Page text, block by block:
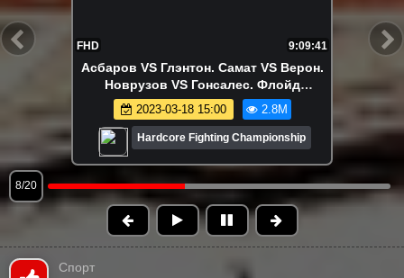
FHD 5:08:19
Самат VS Мартин. Золотой VS Думанов.
Лендруш VS Хантер. ЗВЁЗДЫ ПЕРВОГО
СЕЗОНА ГРАН-ПРИ. Асбаров
2023-02-24 17:55 2.8M
Hardcore Fighting Championship
9/20
Спорт